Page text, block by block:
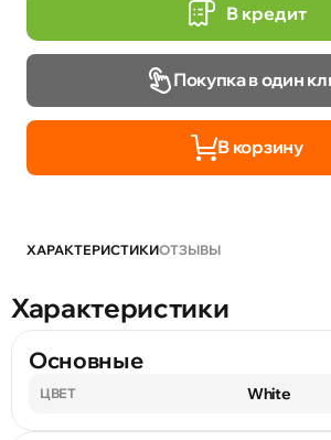
В кредит
Покупка в один
В корзину
ХАРАКТЕРИСТИКИОТЗЫВЫ
Характеристики
Основные
ЦВЕТ White